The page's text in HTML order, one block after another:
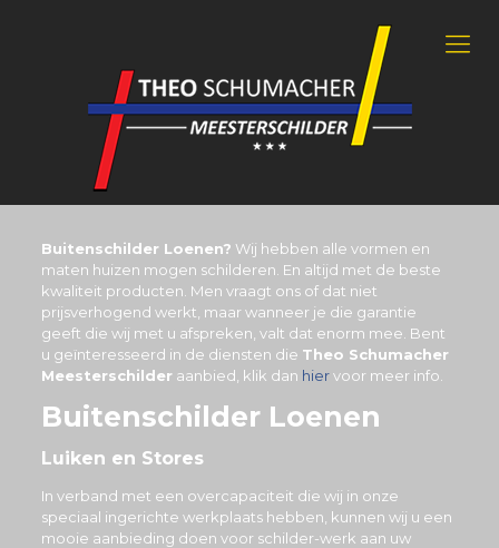
Buitenschilder Loenen? Wij hebben alle vormen en
maten huizen mogen schilderen. En altijd met de beste
kwaliteit producten. Men vraagt ons of dat niet
prijsverhogend werkt, maar wanneer je die garantie
geeft die wij met u afspreken, valt dat enorm mee. Bent
u geïnteresseerd in de diensten die Theo Schumacher
Meesterschilder aanbied, klik dan hiervoor meer info.
Buitenschilder Loenen
Luiken en Stores
In verband met een overcapaciteit die wij in onze
speciaal ingerichte werkplaats hebben, kunnen wij u een
mooie aanbieding doen voor schilder-werk aan uw